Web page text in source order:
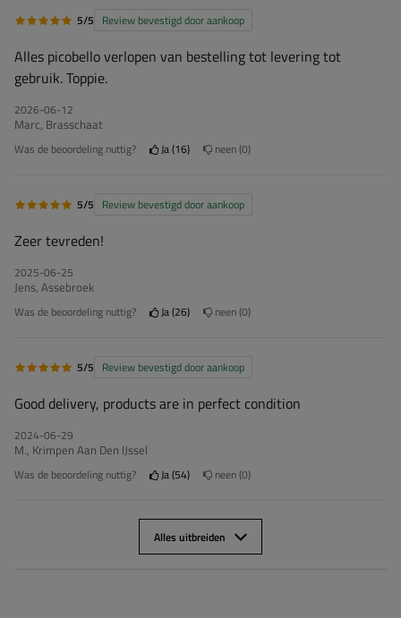
5/5 Review bevestigd door aankoop
Alles picobello verlopen van bestelling tot levering tot
gebruik. Toppie.
2026-06-12
Marc, Brasschaat
Was de beoordeling nuttig? Ja 16 neen 0
5/5 Review bevestigd door aankoop
Zeer tevreden!
2025-06-25
Jens, Assebroek
Was de beoordeling nuttig? Ja 26 neen 0
5/5 Review bevestigd door aankoop
Good delivery, products are in perfect condition
2024-06-29
M., Krimpen Aan Den IJssel
Was de beoordeling nuttig? Ja 54 neen 0
Alles uitbreiden